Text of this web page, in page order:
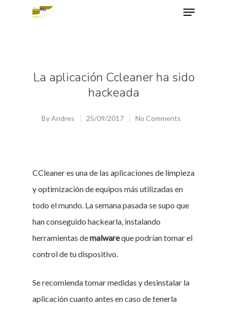
La aplicación Ccleaner ha sido
hackeada
ByAndres 25/09/2017 No Comments
CCleaner es una de las aplicaciones de limpieza
y optimización de equipos más utilizadas en
todo el mundo. La semana pasada se supo que
han conseguido hackearla, instalando
herramientas demalwareque podrían tomar el
control de tu dispositivo.
Se recomienda tomar medidas y desinstalar la
aplicación cuanto antes en caso de tenerla